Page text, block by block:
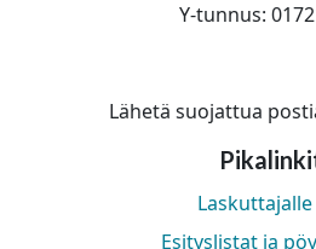
Y-tunnus:
Lähetä suojattua
Laskuttajalle
Esityslistat ja